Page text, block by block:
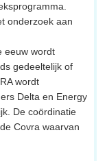
onderzoek aan
eeuw wordt
gedeeltelijk of
wordt
Delta en Energy
De coördinatie
Covra waarvan